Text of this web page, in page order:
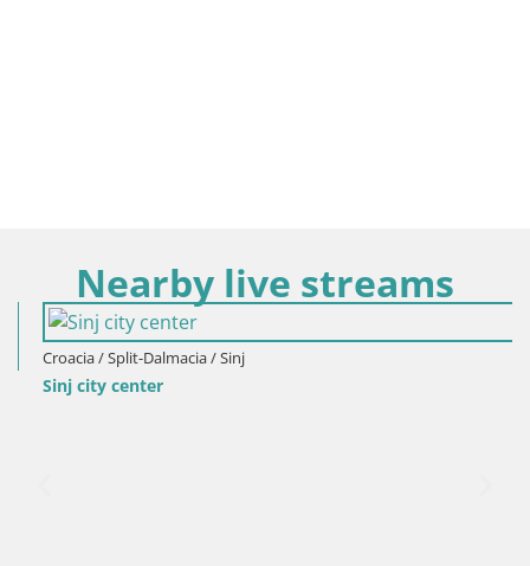
Nearby live streams
Croacia / Split-Dalmacia / Sinj
Sinj city center